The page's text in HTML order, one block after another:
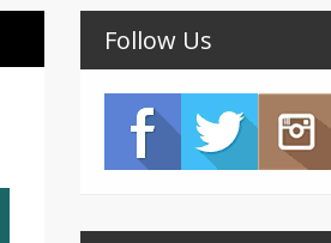
Follow Us